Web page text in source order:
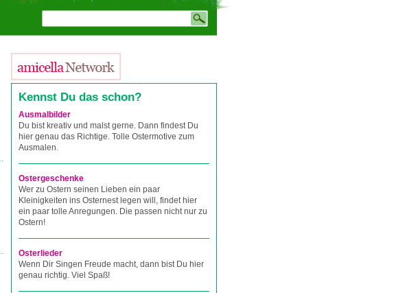
Kennst Du das schon?
Ausmalbilder
Du bist kreativ und malst gerne. Dann findest Du
hier genau das Richtige. Tolle Ostermotive zum
Ausmalen.
Ostergeschenke
Wer zu Ostern seinen Lieben ein paar
Kleinigkeiten ins Osternest legen will, findet hier
ein paar tolle Anregungen. Die passen nicht nur zu
Ostern!
Osterlieder
Wenn Dir Singen Freude macht, dann bist Du hier
genau richtig. Viel Spaß!